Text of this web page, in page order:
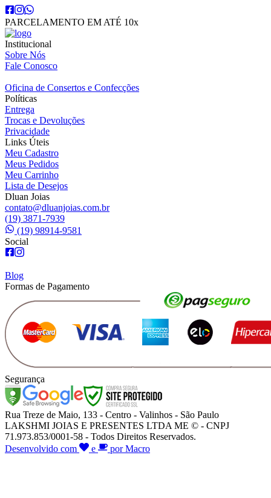
PARCELAMENTO EM ATÉ 10x
Institucional
Sobre Nós
Fale Conosco
Oficina de Consertos e Confecções
Políticas
Entrega
Trocas e Devoluções
Privacidade
Links Úteis
Meu Cadastro
Meus Pedidos
Meu Carrinho
Lista de Desejos
Dluan Joias
contato@dluanjoias.com.br
(19) 3871-7939
(19) 98914-9581
Social
Blog
Formas de Pagamento
Segurança
Rua Treze de Maio, 133 - Centro - Valinhos - São Paulo
LAKSHMI JOIAS E PRESENTES LTDA ME © - CNPJ
71.973.853/0001-58 - Todos Direitos Reservados.
Desenvolvido com
e por Macro